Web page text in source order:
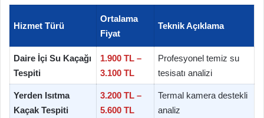
Hizmet Türü
Ortalama
Fiyat
Teknik Açıklama
Daire İçi Su Kaçağı
Tespiti
1.900 TL –
3.100 TL
Profesyonel temiz su
tesisatı analizi
Yerden Isıtma
Kaçak Tespiti
3.200 TL –
5.600 TL
Termal kamera destekli
analiz